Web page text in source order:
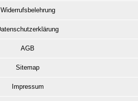
Widerrufsbelehrung
AGB
Sitemap
Impressum